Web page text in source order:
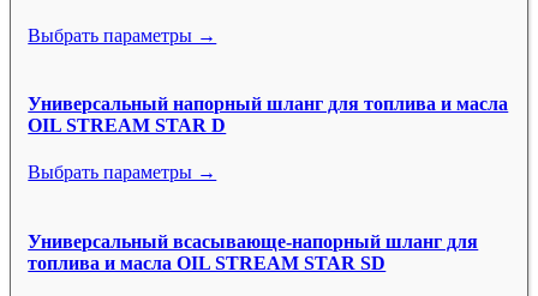
Выбрать параметры →
Универсальный напорный шланг для топлива и масла
OIL STREAM STAR D
Выбрать параметры →
Универсальный всасывающе-напорный шланг для
топлива и масла OIL STREAM STAR SD